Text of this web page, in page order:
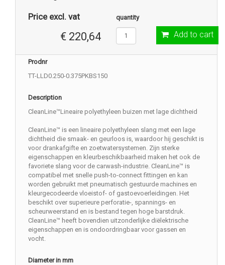
Price excl. vat
€ 220,64
quantity
Add to cart
Prodnr
TT-LLD0.250-0.375PKBS150
Description
CleanLine™Lineaire polyethyleen buizen met lage dichtheid
CleanLine™ is een lineaire polyethyleen slang met een lage
dichtheid die smaak- en geurloos is, waardoor hij geschikt is
voor drankafgifte en zoetwatersystemen. Zijn sterke
eigenschappen en kleurbeschikbaarheid maken het ook de
favoriete slang voor de carwash-industrie. CleanLine™ is
compatibel met snelle push-to-connect fittingen en kan
worden gebruikt met pneumatisch gestuurde machines en
kleurgecodeerde vloeistof- of gastoevoerleidingen. Het
beschikt over superieure perforatie-, spannings- en
scheurweerstand en is bestand tegen hoge barstdruk.
CleanLine™ heeft bovendien uitzonderlijke diëlektrische
eigenschappen en is ondoordringbaar voor gassen en
vocht.
Diameter in mm